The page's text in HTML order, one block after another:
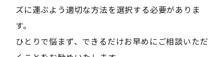
ズに運ぶよう適切な方法を選択する必要がありま
す。
ひとりで悩まず、できるだけお早めにご相談いただ